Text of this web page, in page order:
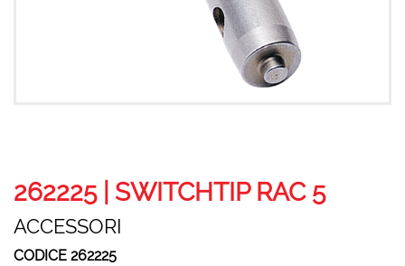
262225 | SWITCHTIP RAC 5
ACCESSORI
CODICE 262225